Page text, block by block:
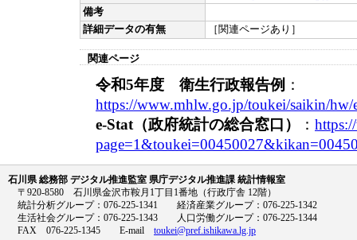
備考
詳細データの有無
［関連ページあり］
関連ページ
令和5年度 衛生行政報告例 ：
https://www.mhlw.go.jp/toukei/saikin/hw/
e-Stat（政府統計の総合窓口）
：
石川県 総務部 デジタル推進監室 県庁デジタル推進課 統計情報室
〒920-8580 石川県金沢市鞍月1丁目1番地（行政庁舎 12階）
統計分析グループ：076-225-1341 経済産業グループ：076-225-1342
生活社会グループ：076-225-1343 人口労働グループ：076-225-1344
FAX 076-225-1345 E-mail toukei@pref.ishikawa.lg.jp